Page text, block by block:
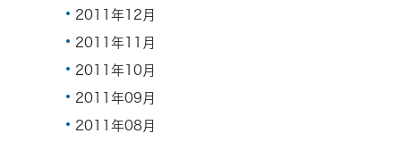
2011年12月
2011年11月
2011年10月
2011年09月
2011年08月